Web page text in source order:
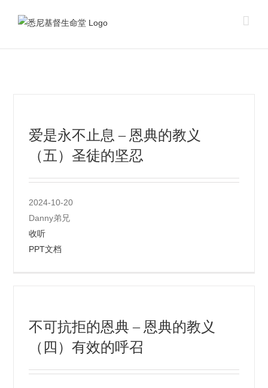
爱是永不止息 – 恩典的教义
（五）圣徒的坚忍
2024-10-20
Danny弟兄
收听
PPT文档
不可抗拒的恩典 – 恩典的教义
（四）有效的呼召